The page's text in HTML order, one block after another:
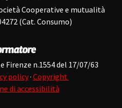
Cooperative e mutualità
(Cat. Consumo)
Firenze n.1554 del 17/07/63
policy· Copyright
di accessibilità